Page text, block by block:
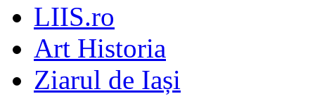
LIIS.ro
Art Historia
Ziarul de Iași